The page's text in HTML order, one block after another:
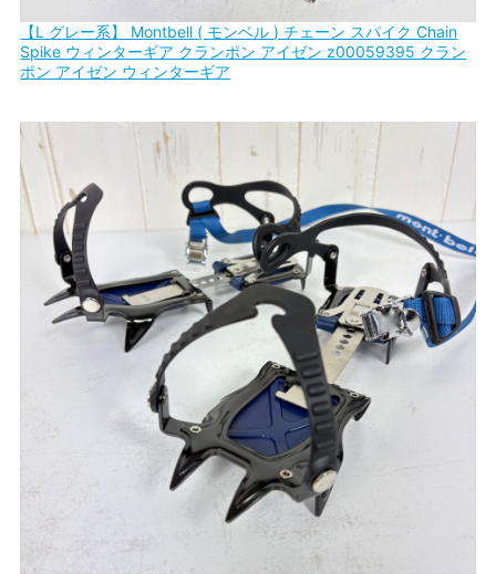
【L グレー系】 Montbell ( モンベル ) チェーン スパイク Chain
Spike ウィンターギア クランポン アイゼン z00059395 クラン
ポン アイゼン ウィンターギア